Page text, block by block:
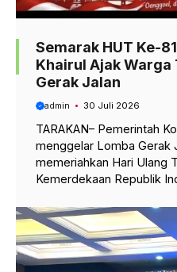
Semarak HUT Ke-
Khairul Ajak Warga
Gerak Jalan
admin 30 Juli 2026
TARAKAN– Pemerintah
menggelar Lomba Gerak
memeriahkan Hari Ulang
Kemerdekaan Republik